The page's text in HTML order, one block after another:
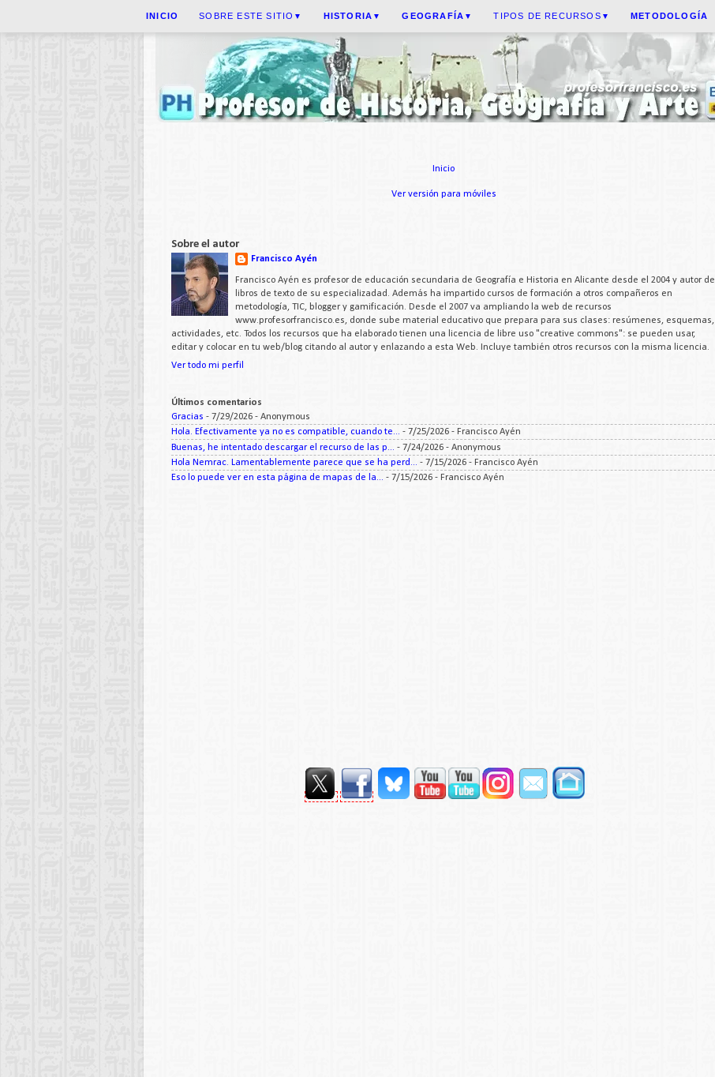
INICIO SOBRE ESTE SITIO ▼ HISTORIA ▼ GEOGRAFÍA ▼ TIPOS DE RECURSOS ▼ METODOLOGÍA
Inicio
Ver versión para móviles
Sobre el autor
Francisco Ayén
Francisco Ayén es profesor de educación secundaria de Geografía e Historia en Alicante desde el 2004 y autor de
libros de texto de su especializadad. Además ha impartido cursos de formación a otros compañeros en
metodología, TIC, blogger y gamificación. Desde el 2007 va ampliando la web de recursos
www.profesorfrancisco.es, donde sube material educativo que prepara para sus clases: resúmenes, esquemas,
actividades, etc. Todos los recursos que ha elaborado tienen una licencia de libre uso "creative commons": se pueden usar,
editar y colocar en tu web/blog citando al autor y enlazando a esta Web. Incluye también otros recursos con la misma licencia.
Ver todo mi perfil
Últimos comentarios
Gracias - 7/29/2026 - Anonymous
Hola. Efectivamente ya no es compatible, cuando te... - 7/25/2026 - Francisco Ayén
Buenas, he intentado descargar el recurso de las p... - 7/24/2026 - Anonymous
Hola Nemrac. Lamentablemente parece que se ha perd... - 7/15/2026 - Francisco Ayén
Eso lo puede ver en esta página de mapas de la... - 7/15/2026 - Francisco Ayén